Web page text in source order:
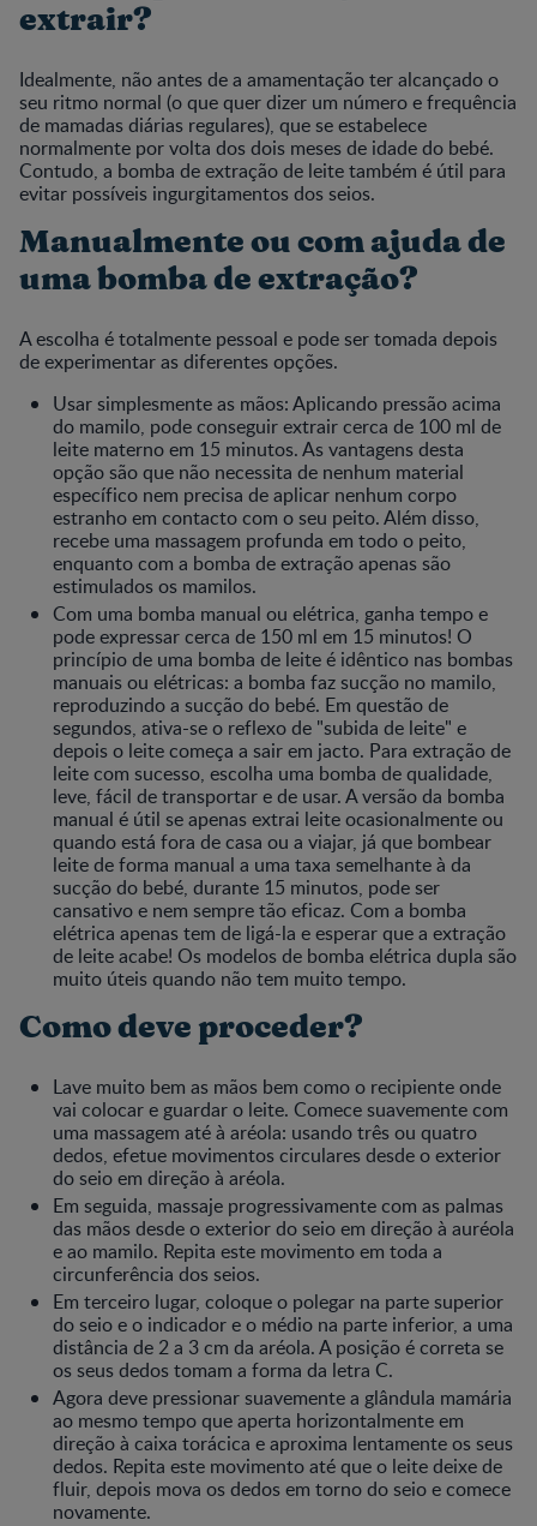
extrair?
Idealmente, não antes de a amamentação ter alcançado o
seu ritmo normal (o que quer dizer um número e frequência
de mamadas diárias regulares), que se estabelece
normalmente por volta dos dois meses de idade do bebé.
Contudo, a bomba de extração de leite também é útil para
evitar possíveis ingurgitamentos dos seios.
Manualmente ou com ajuda de
uma bomba de extração?
A escolha é totalmente pessoal e pode ser tomada depois
de experimentar as diferentes opções.
Usar simplesmente as mãos: Aplicando pressão acima
do mamilo, pode conseguir extrair cerca de 100 ml de
leite materno em 15 minutos. As vantagens desta
opção são que não necessita de nenhum material
específico nem precisa de aplicar nenhum corpo
estranho em contacto com o seu peito. Além disso,
recebe uma massagem profunda em todo o peito,
enquanto com a bomba de extração apenas são
estimulados os mamilos.
Com uma bomba manual ou elétrica, ganha tempo e
pode expressar cerca de 150 ml em 15 minutos! O
princípio de uma bomba de leite é idêntico nas bombas
manuais ou elétricas: a bomba faz sucção no mamilo,
reproduzindo a sucção do bebé. Em questão de
segundos, ativa-se o reflexo de "subida de leite" e
depois o leite começa a sair em jacto. Para extração de
leite com sucesso, escolha uma bomba de qualidade,
leve, fácil de transportar e de usar. A versão da bomba
manual é útil se apenas extrai leite ocasionalmente ou
quando está fora de casa ou a viajar, já que bombear
leite de forma manual a uma taxa semelhante à da
sucção do bebé, durante 15 minutos, pode ser
cansativo e nem sempre tão eficaz. Com a bomba
elétrica apenas tem de ligá-la e esperar que a extração
de leite acabe! Os modelos de bomba elétrica dupla são
muito úteis quando não tem muito tempo.
Como deve proceder?
Lave muito bem as mãos bem como o recipiente onde
vai colocar e guardar o leite. Comece suavemente com
uma massagem até à aréola: usando três ou quatro
dedos, efetue movimentos circulares desde o exterior
do seio em direção à aréola.
Em seguida, massaje progressivamente com as palmas
das mãos desde o exterior do seio em direção à auréola
e ao mamilo. Repita este movimento em toda a
circunferência dos seios.
Em terceiro lugar, coloque o polegar na parte superior
do seio e o indicador e o médio na parte inferior, a uma
distância de 2 a 3 cm da aréola. A posição é correta se
os seus dedos tomam a forma da letra C.
Agora deve pressionar suavemente a glândula mamária
ao mesmo tempo que aperta horizontalmente em
direção à caixa torácica e aproxima lentamente os seus
dedos. Repita este movimento até que o leite deixe de
fluir, depois mova os dedos em torno do seio e comece
novamente.